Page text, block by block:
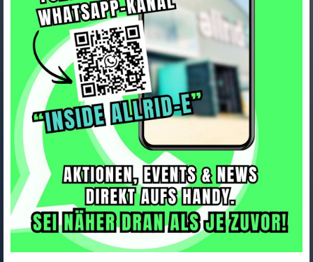
Thule Kindersitz Ridealong
Dunkelgrau
Art.Nr. THU34711818U
Klassischer, sicherer und
benutzerfreundlicher Fahrradkindersitz
mit Liegefunktion, mit dem Ihre täglichen
Fahrten und Familienausflüge mit dem
Rad zu einem besonderen Erlebnis